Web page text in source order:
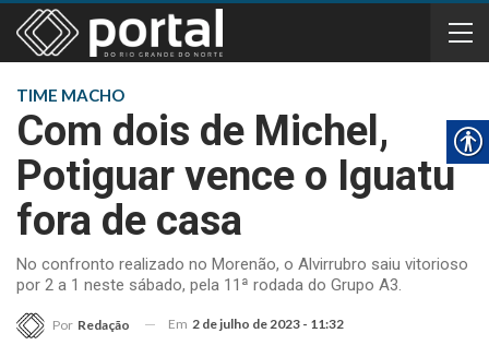
TIME MACHO
Com dois de Michel,
Potiguar vence o Iguatu
fora de casa
No confronto realizado no Morenão, o Alvirrubro saiu vitorioso
por 2 a 1 neste sábado, pela 11ª rodada do Grupo A3.
Por Redação Em 2 de julho de 2023 - 11:32